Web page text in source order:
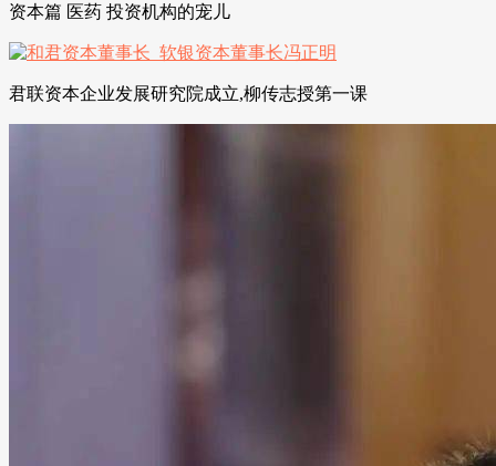
资本篇 医药 投资机构的宠儿
君联资本企业发展研究院成立,柳传志授第一课